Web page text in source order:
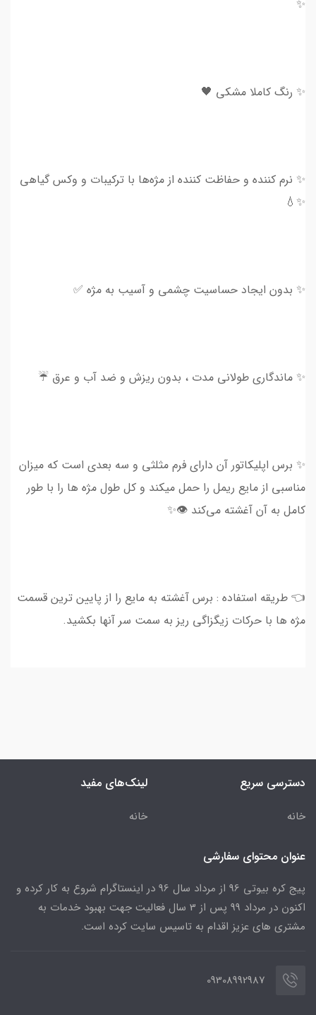
✨
✨ رنگ کاملا مشکی 🖤
✨ نرم کننده و حفاظت کننده از مژه‌ها با ترکیبات و وکس گیاهی
✨💧
✨ بدون ایجاد حساسیت چشمی و آسیب به مژه ✅
✨ ماندگاری طولانی مدت ، بدون ریزش و ضد آب و عرق ☔️
✨ برس اپلیکاتور آن دارای فرم مثلثی و سه بعدی است که میزان
مناسبی از مایع ریمل را حمل میکند و کل طول مژه ها را با طور
کامل به آن آغشته می‌کند 👁✨
👈 طریقه استفاده : برس آغشته به مایع را از پایین ترین قسمت
مژه ها با حرکات زیگزاگی ریز به سمت سر آنها بکشید.
دسترسی سریع
خانه
لینک‌های مفید
خانه
عنوان محتوای سفارشی
پیج کره بیوتی 96 از مرداد سال 96 در اینستاگرام شروع به کار کرده و
اکنون در مرداد 99 پس از 3 سال فعالیت جهت بهبود خدمات به
مشتری های عزیز اقدام به تاسیس سایت کرده است.
09308992987